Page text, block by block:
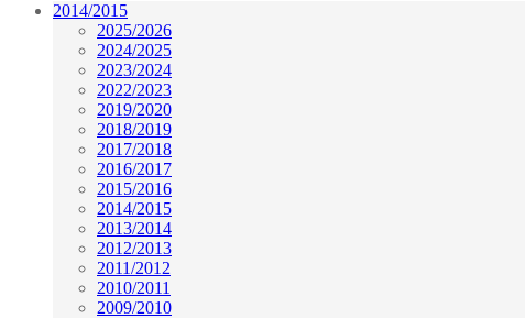
2014/2015
2025/2026
2024/2025
2023/2024
2022/2023
2019/2020
2018/2019
2017/2018
2016/2017
2015/2016
2014/2015
2013/2014
2012/2013
2011/2012
2010/2011
2009/2010